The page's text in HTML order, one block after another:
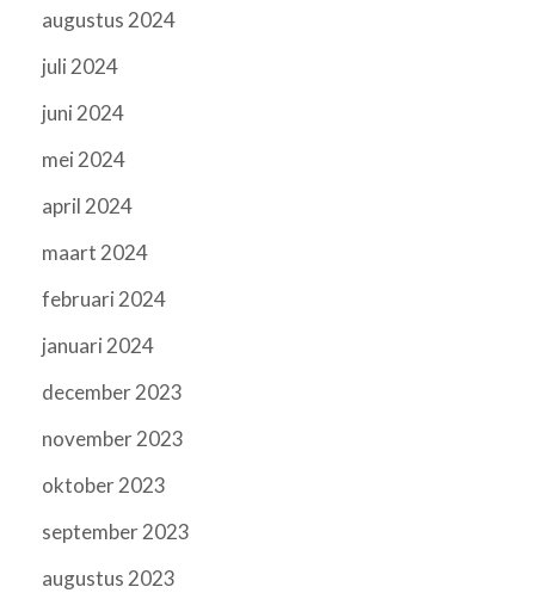
augustus 2024
juli 2024
juni 2024
mei 2024
april 2024
maart 2024
februari 2024
januari 2024
december 2023
november 2023
oktober 2023
september 2023
augustus 2023